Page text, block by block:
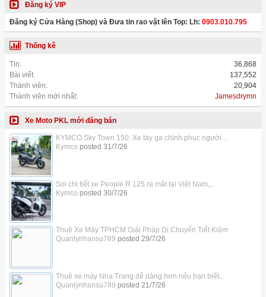
Đăng ký VIP
Đăng ký Cửa Hàng (Shop) và Đưa tin rao vặt lên Top: Lh: 0903.010.795
Thống kê
Tin:
36,868
Bài viết:
137,552
Thành viên:
20,904
Thành viên mới nhất:
Jamesdrymn
Xe Moto PKL mới đăng bán
KYMCO Sky Town 150: Xe tay ga chinh phục người...
Kymco posted 31/7/26
Soi chi tiết xe People R 125 ra mắt tại Việt Nam,...
Kymco posted 30/7/26
Thuê Xe Máy TPHCM Giải Pháp Di Chuyển Tiết Kiệm
Quanlynhansu789 posted 29/7/26
Thuê xe máy Nha Trang dễ dàng hơn nếu bạn biết...
Quanlynhansu789 posted 21/7/26